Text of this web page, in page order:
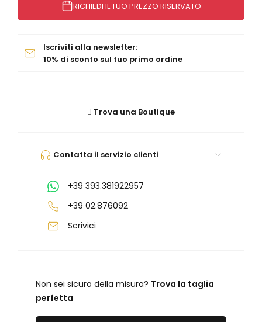
RICHIEDI IL TUO PREZZO RISERVATO
Iscriviti alla newsletter:
10% di sconto sul tuo primo ordine
Trova una Boutique
Contatta il servizio clienti
+39 393.381922957
+39 02.876092
Scrivici
Non sei sicuro della misura? Trova la taglia
perfetta